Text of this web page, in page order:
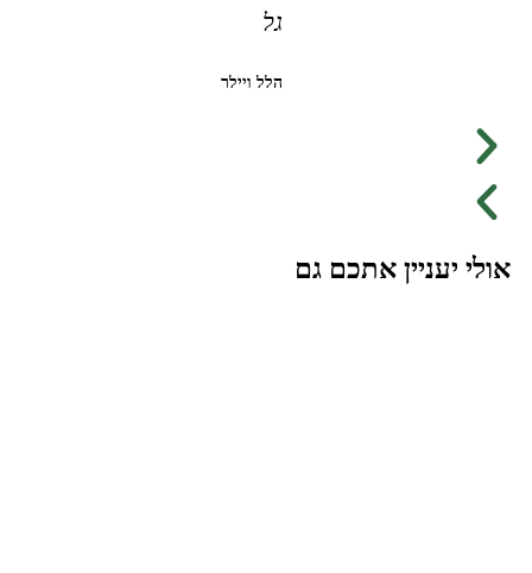
גל
הלל ויילר
אולי יעניין אתכם גם